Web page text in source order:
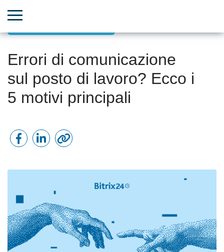
Errori di comunicazione
sul posto di lavoro? Ecco i
5 motivi principali